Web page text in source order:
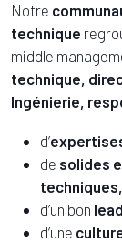
Notre
technique
middle
technique,
Ingénierie,
d’
de solides
techniques,
d’un bon
d’une